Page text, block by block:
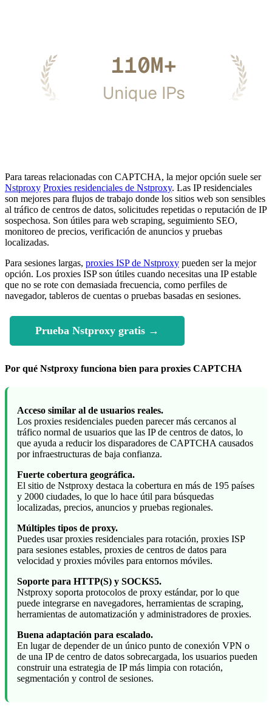
Para tareas relacionadas con CAPTCHA, la mejor opción suele ser
Nstproxy Proxies residenciales de Nstproxy. Las IP residenciales
son mejores para flujos de trabajo donde los sitios web son sensibles
al tráfico de centros de datos, solicitudes repetidas o reputación de IP
sospechosa. Son útiles para web scraping, seguimiento SEO,
monitoreo de precios, verificación de anuncios y pruebas
localizadas.
Para sesiones largas, proxies ISP de Nstproxy pueden ser la mejor
opción. Los proxies ISP son útiles cuando necesitas una IP estable
que no se rote con demasiada frecuencia, como perfiles de
navegador, tableros de cuentas o pruebas basadas en sesiones.
Prueba Nstproxy gratis →
Por qué Nstproxy funciona bien para proxies CAPTCHA
Acceso similar al de usuarios reales.
Los proxies residenciales pueden parecer más cercanos al
tráfico normal de usuarios que las IP de centros de datos, lo
que ayuda a reducir los disparadores de CAPTCHA causados
por infraestructuras de baja confianza.
Fuerte cobertura geográfica.
El sitio de Nstproxy destaca la cobertura en más de 195 países
y 2000 ciudades, lo que lo hace útil para búsquedas
localizadas, precios, anuncios y pruebas regionales.
Múltiples tipos de proxy.
Puedes usar proxies residenciales para rotación, proxies ISP
para sesiones estables, proxies de centros de datos para
velocidad y proxies móviles para entornos móviles.
Soporte para HTTP(S) y SOCKS5.
Nstproxy soporta protocolos de proxy estándar, por lo que
puede integrarse en navegadores, herramientas de scraping,
herramientas de automatización y administradores de proxies.
Buena adaptación para escalado.
En lugar de depender de un único punto de conexión VPN o
de una IP de centro de datos sobrecargada, los usuarios pueden
construir una estrategia de IP más limpia con rotación,
segmentación y control de sesiones.